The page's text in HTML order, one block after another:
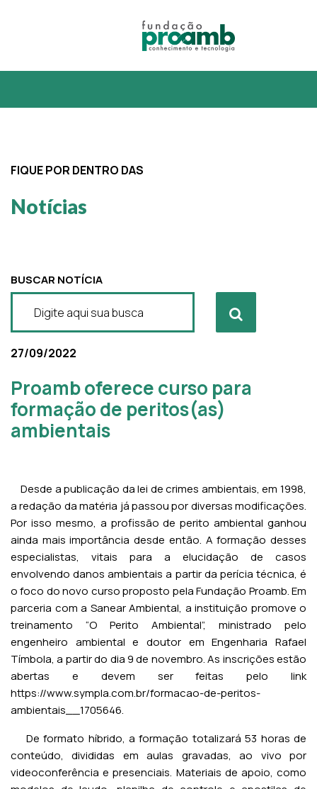
FIQUE POR DENTRO DAS
Notícias
BUSCAR NOTÍCIA
27/09/2022
Proamb oferece curso para
formação de peritos(as)
ambientais
Desde a publicação da lei de crimes ambientais, em 1998,
a redação da matéria já passou por diversas modificações.
Por isso mesmo, a profissão de perito ambiental ganhou
ainda mais importância desde então. A formação desses
especialistas, vitais para a elucidação de casos
envolvendo danos ambientais a partir da perícia técnica, é
o foco do novo curso proposto pela Fundação Proamb. Em
parceria com a Sanear Ambiental, a instituição promove o
treinamento “O Perito Ambiental”, ministrado pelo
engenheiro ambiental e doutor em Engenharia Rafael
Tímbola, a partir do dia 9 de novembro. As inscrições estão
abertas e devem ser feitas pelo link
https://www.sympla.com.br/formacao-de-peritos-
ambientais__1705646.
De formato híbrido, a formação totalizará 53 horas de
conteúdo, divididas em aulas gravadas, ao vivo por
videoconferência e presenciais. Materiais de apoio, como